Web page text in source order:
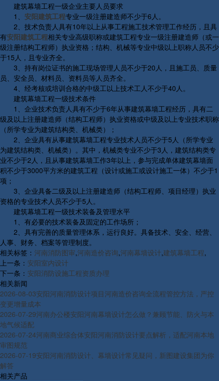
建筑幕墙工程一级企业主要人员要求
1、 安阳建筑工程专业一级注册建造师不少于6人。
2、技术负责人具有10年以上从事工程施工技术管理工作经历，且具
有安阳建筑工程相关专业高级职称或建筑工程专业一级注册建造师（或一
级注册结构工程师）执业资格；结构、机械等专业中级以上职称人员不少
于15人，且专业齐全。
3、持有岗位证书的施工现场管理人员不少于20人，且施工员、质量
员、安全员、材料员、资料员等人员齐全。
4、经考核或培训合格的中级工以上技术工人不少于40人。
建筑幕墙工程一级技术条件
1、企业技术负责人具有不少于6年从事建筑幕墙工程经历，具有二
级及以上注册建造师（结构工程师）执业资格或中级及以上专业技术职称
（所学专业为建筑结构类、机械类）；
2、企业具有从事建筑幕墙工程专业技术人员不少于5人（所学专业
为建筑结构类、机械类）。其中，机械类专业不少于3人，建筑结构类专
业不少于2人，且从事建筑幕墙工作3年以上，参与完成单体建筑幕墙面
积不少于3000平方米的建筑工程（设计或施工或设计施工一体）不少于1
项；
3、企业具备二级及以上注册建造师（结构工程师、项目经理）执业
资格的专业技术人员不少于5人。
建筑幕墙工程一级技术装备及管理水平
1、有必要的技术装备及固定的工作场所；
2、具有完善的质量管理体系，运行良好。具备技术、安全、经营、
人事、财务、档案等管理制度。
相关标签： 河南消防图审,河南造价咨询,河南幕墙设计,建筑幕墙工程,
上一条： 安阳室内设计
下一条： 安阳消防设施工程资质办理
相关新闻
2026-08-03安阳河南消防设计项目河南造价咨询全流程管控方法，严控
变更增量成本
2026-07-29河南办公楼安阳河南幕墙设计怎么做？兼顾节能、防火与本
地气候适配
2026-07-24河南商业综合体安阳河南消防设计要点解析，适配河南本地
审图规范
2026-07-19安阳河南消防设计、幕墙设计常见疑问，新图建设集团为你
解答
相关产品